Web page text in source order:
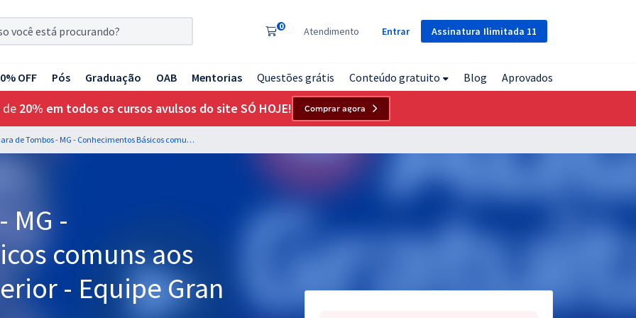
Assinatura Ilimitada 11
0 Atendimento Entrar
OFF Pós Graduação OAB Mentorias Questões grátis Conteúdo gratuito Blog Aprovados
de 20% em todos os cursos avulsos do site SÓ HOJE! Comprar agora
Câmara de Tombos - MG - Conhecimentos Básicos comuns aos cargos de Nível Superior - Equipe Gran (Pós-Edital)
MG -
comuns aos
- Equipe Gran